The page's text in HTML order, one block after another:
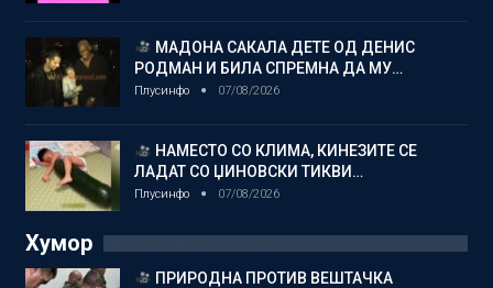
МАДОНА САКАЛА ДЕТЕ ОД ДЕНИС
РОДМАН И БИЛА СПРЕМНА ДА МУ…
Плусинфо 07/08/2026
НАМЕСТО СО КЛИМА, КИНЕЗИТЕ СЕ
ЛАДАТ СО ЏИНОВСКИ ТИКВИ…
Плусинфо 07/08/2026
Хумор
ПРИРОДНА ПРОТИВ ВЕШТАЧКА